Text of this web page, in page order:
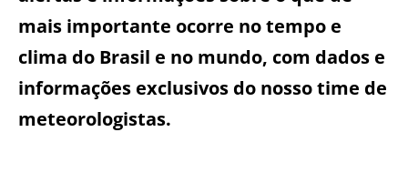
mais importante ocorre no tempo e
clima do Brasil e no mundo, com dados e
informações exclusivos do nosso time de
meteorologistas.